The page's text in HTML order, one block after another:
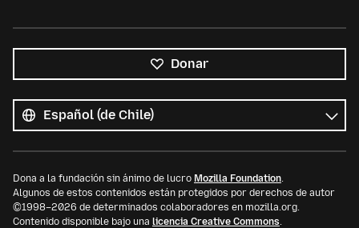
Donar
los
idiomas
Idioma
Dona a la fundación sin ánimo de lucro Mozilla Foundation.
Algunos de estos contenidos están protegidos por derechos de autor
©1998–2026 de determinados colaboradores en mozilla.org.
Contenido disponible bajo una licencia Creative Commons.